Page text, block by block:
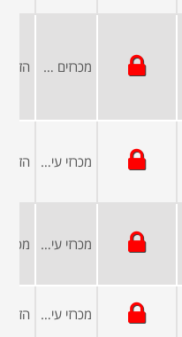
מכרזים פומביים
מכרזי עיריות ומועצות
מכרזי עיריות ומועצות
מכרזי עיריות ומועצות